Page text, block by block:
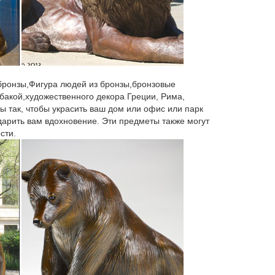
По новинкам По возрастанию цены По
подарочной упаковки).
посуда.Все до 300 рублей. Цена товара. от
товара на сайте и по телефону – 8 (499) 638-
что-то другое в обличии собаки. ..
лучшая цена на бокалы для вина Bohemia,
года Собака.
для товара "Фигурка фарфоровая "Собачка", 2
людей из бронзы,бронзовые
декора Греции, Рима,
так, чтобы украсить ваш дом или офис или парк
вам вдохновение. Эти предметы также могут